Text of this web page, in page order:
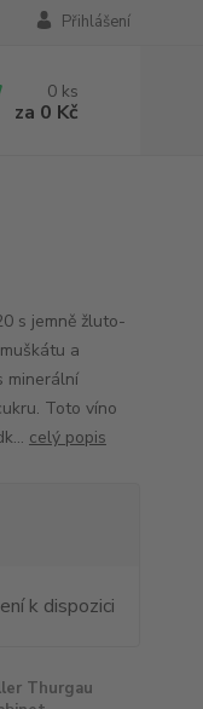
Přihlášení
0 ks
za 0 Kč
s jemně žluto-
a
minerální
Toto víno
celý popis
k dispozici
Thurgau